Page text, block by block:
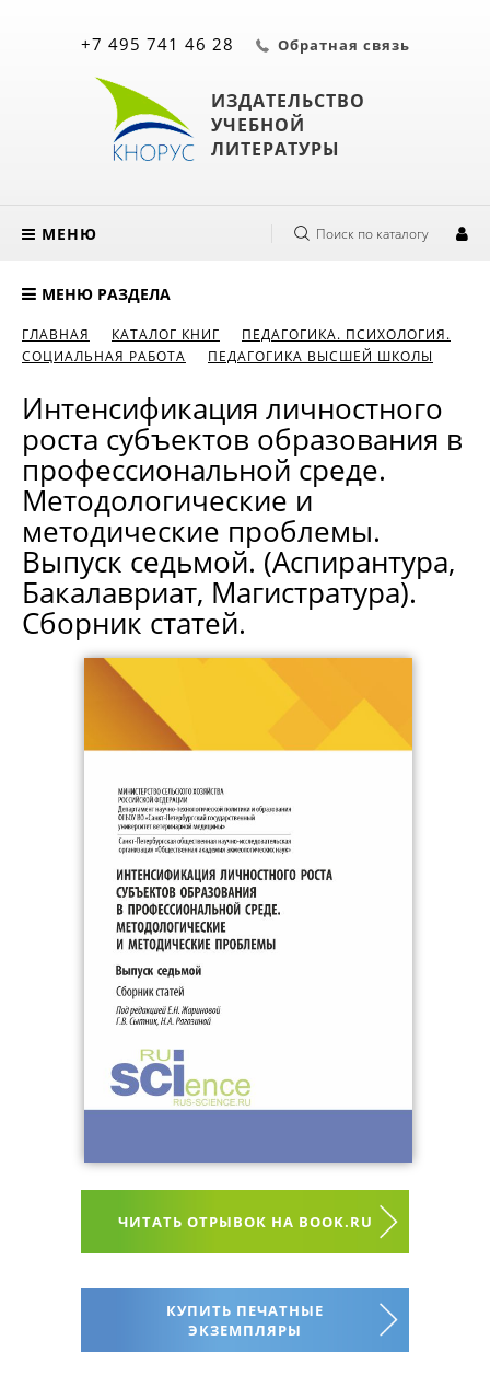
ИЗДАТЕЛЬСТВО
УЧЕБНОЙ
ЛИТЕРАТУРЫ
+7 495 741 46 28 Обратная связь
МЕНЮ Поиск по каталогу
МЕНЮ РАЗДЕЛА
ГЛАВНАЯ КАТАЛОГ КНИГ
ПЕДАГОГИКА. ПСИХОЛОГИЯ.
СОЦИАЛЬНАЯ РАБОТА
ПЕДАГОГИКА ВЫСШЕЙ ШКОЛЫ
Интенсификация личностного
роста субъектов образования в
профессиональной среде.
Методологические и
методические проблемы.
Выпуск седьмой. (Аспирантура,
Бакалавриат, Магистратура).
Сборник статей.
ЧИТАТЬ ОТРЫВОК НА BOOK.RU
КУПИТЬ ПЕЧАТНЫЕ
ЭКЗЕМПЛЯРЫ